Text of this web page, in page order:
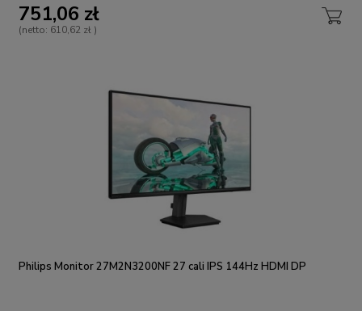
751,06 zł
(netto: 610,62 zł )
Philips Monitor 27M2N3200NF 27 cali IPS 144Hz HDMI DP